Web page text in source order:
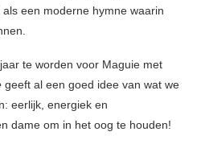
een moderne hymne waarin
te worden voor Maguie met
geeft al een goed idee van wat we
eerlijk, energiek en
dame om in het oog te houden!